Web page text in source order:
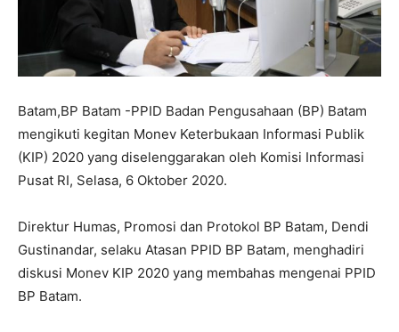
Batam,BP Batam -PPID Badan Pengusahaan (BP) Batam
mengikuti kegitan Monev Keterbukaan Informasi Publik
(KIP) 2020 yang diselenggarakan oleh Komisi Informasi
Pusat RI, Selasa, 6 Oktober 2020.
Direktur Humas, Promosi dan Protokol BP Batam, Dendi
Gustinandar, selaku Atasan PPID BP Batam, menghadiri
diskusi Monev KIP 2020 yang membahas mengenai PPID
BP Batam.